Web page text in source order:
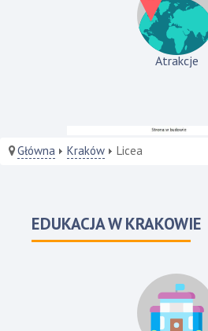
Atrakcje
Główna Kraków Licea
EDUKACJA W KRAKOWIE